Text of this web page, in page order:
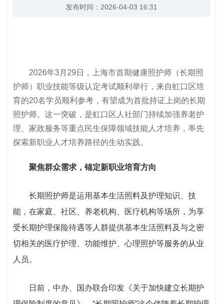
发布时间：2026-04-03 16:31
2026年3月29日，上海市首期健康照护师（长期照
护师）职业技能等级认定考试顺利举行，来自虹口区培
育的20名学员顺利参考，有望成为首批持证上岗的长期
照护师。这一突破，是虹口区人社部门持续加强养老护
理、家政服务等重点民生保障领域技能人才培养，率先
探索新职业人才培养路径的生动实践。
聚焦群众需求，锚定新职业培育方向
长期照护师是运用基本生活照料及护理知识、技
能，在家庭、社区、养老机构、医疗机构等场所，为享
受长期护理保险待遇等人群提供基本生活照料及与之密
切相关的医疗护理、功能维护、心理照护等服务的从业
人员。
日前，中办、国办联合印发《关于加快建立长期护